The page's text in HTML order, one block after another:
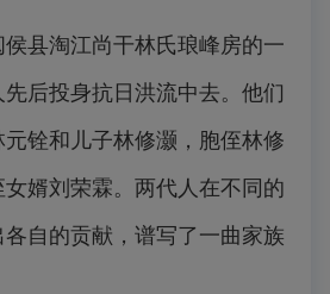
县淘江尚干林氏琅峰房的一
后投身抗日洪流中去。他们
铨和儿子林修灏，胞侄林修
婿刘荣霖。两代人在不同的
自的贡献，谱写了一曲家族